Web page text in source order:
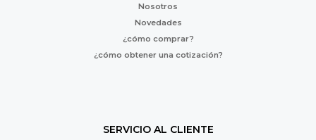
Nosotros
Novedades
¿cómo comprar?
¿cómo obtener una cotización?
SERVICIO AL CLIENTE